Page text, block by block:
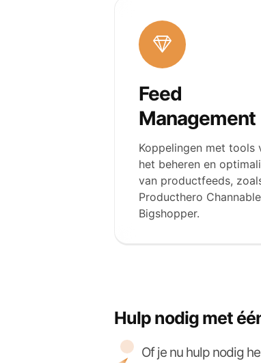
Feed
Management
Koppelingen met tools
het beheren en
van productfeeds,
Producthero Channable
Bigshopper.
Hulp nodig met
Of je nu hulp nodig